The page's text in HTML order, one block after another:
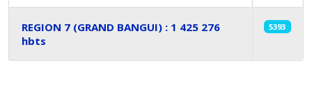
REGION 7 (GRAND BANGUI) : 1 425 276
hbts
5393